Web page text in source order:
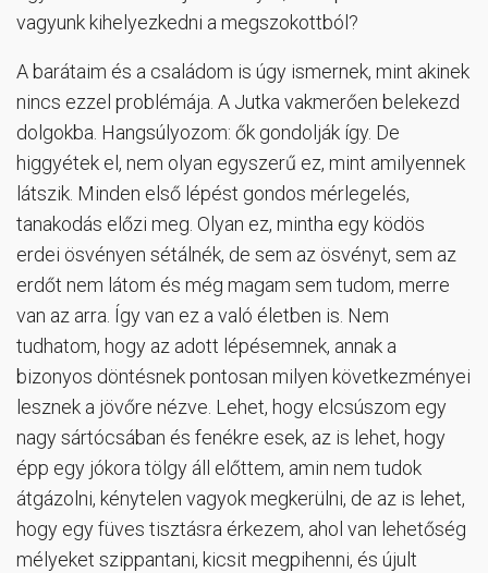
vagyunk kihelyezkedni a megszokottból?
A barátaim és a családom is úgy ismernek, mint akinek
nincs ezzel problémája. A Jutka vakmerően belekezd
dolgokba. Hangsúlyozom: ők gondolják így. De
higgyétek el, nem olyan egyszerű ez, mint amilyennek
látszik. Minden első lépést gondos mérlegelés,
tanakodás előzi meg. Olyan ez, mintha egy ködös
erdei ösvényen sétálnék, de sem az ösvényt, sem az
erdőt nem látom és még magam sem tudom, merre
van az arra. Így van ez a való életben is. Nem
tudhatom, hogy az adott lépésemnek, annak a
bizonyos döntésnek pontosan milyen következményei
lesznek a jövőre nézve. Lehet, hogy elcsúszom egy
nagy sártócsában és fenékre esek, az is lehet, hogy
épp egy jókora tölgy áll előttem, amin nem tudok
átgázolni, kénytelen vagyok megkerülni, de az is lehet,
hogy egy füves tisztásra érkezem, ahol van lehetőség
mélyeket szippantani, kicsit megpihenni, és újult